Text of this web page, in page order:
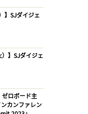
】SJダイジェ
）】SJダイジェ
ゼロボード主
カンファレン